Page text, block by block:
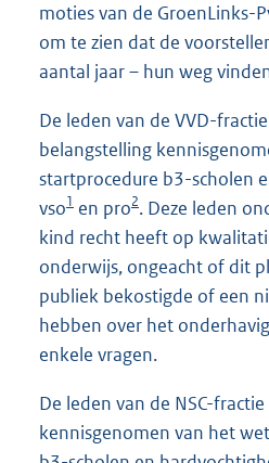
moties van de GroenLinks-
om te zien dat de
aantal jaar – hun weg
De leden van de VVD-
belangstelling
startprocedure b3-scholen
vso1 en pro2. Deze leden
kind recht heeft op
onderwijs, ongeacht of dit
publiek bekostigde of een
hebben over het
enkele vragen.
De leden van de NSC-
kennisgenomen van het